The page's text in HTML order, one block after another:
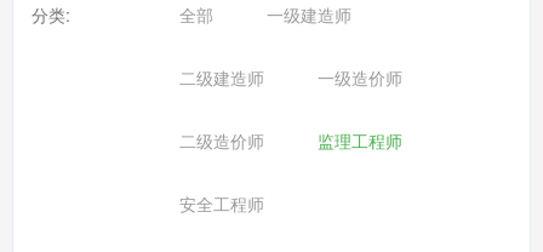
分类: 全部 一级建造师
二级建造师 一级造价师
二级造价师 监理工程师
安全工程师